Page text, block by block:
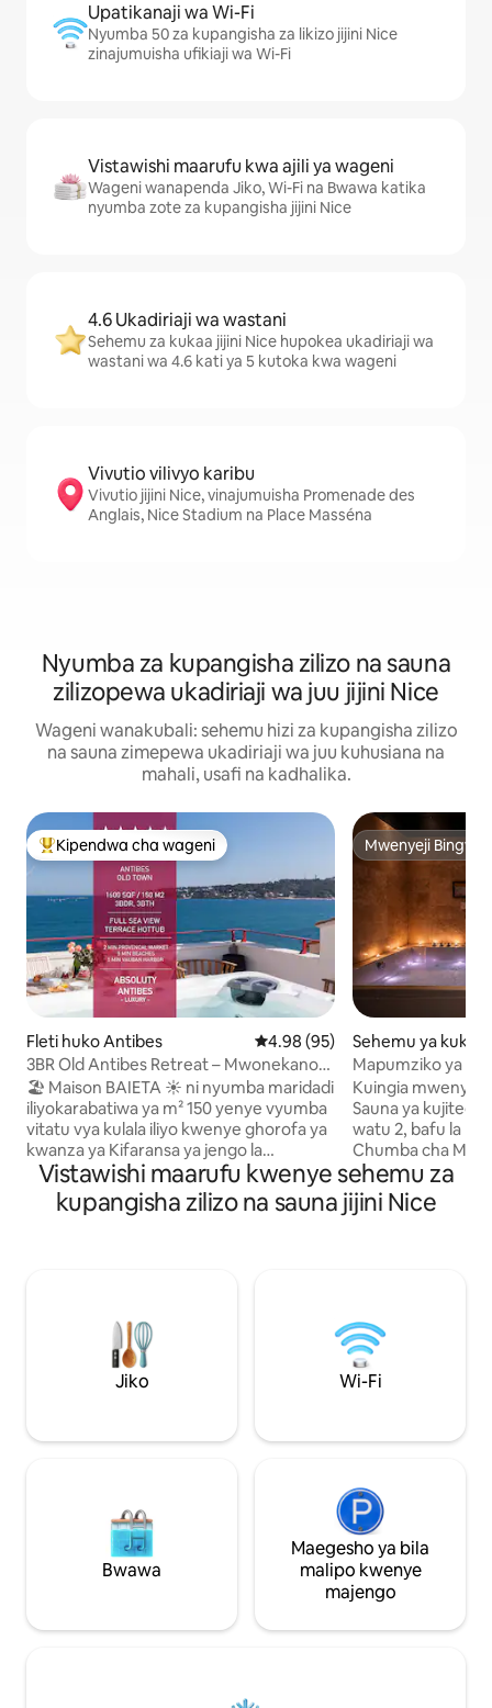
Upatikanaji wa Wi-Fi
Nyumba 50 za kupangisha za likizo jijini Nice
zinajumuisha ufikiaji wa Wi-Fi
Vistawishi maarufu kwa ajili ya wageni
Wageni wanapenda Jiko, Wi-Fi na Bwawa katika
nyumba zote za kupangisha jijini Nice
4.6 Ukadiriaji wa wastani
Sehemu za kukaa jijini Nice hupokea ukadiriaji wa
wastani wa 4.6 kati ya 5 kutoka kwa wageni
Vivutio vilivyo karibu
Vivutio jijini Nice, vinajumuisha Promenade des
Anglais, Nice Stadium na Place Masséna
Nyumba za kupangisha zilizo na sauna
zilizopewa ukadiriaji wa juu jijini Nice
Wageni wanakubali: sehemu hizi za kupangisha zilizo
na sauna zimepewa ukadiriaji wa juu kuhusiana na
mahali, usafi na kadhalika.
Kipendwa maarufu cha wageni
Kipendwa cha wageni
Fleti huko Antibes Ukadiriaji wa wastani wa 4.98
4.98 (95)
3BR Old Antibes Retreat – Mwonekano
wa Matuta na Bahari
🏖️ Maison BAIETA ☀️ ni nyumba maridadi
iliyokarabatiwa ya m² 150 yenye vyumba
vitatu vya kulala iliyo kwenye ghorofa ya
kwanza ya Kifaransa ya jengo la
kutembea la karne ya 17 katikati ya Old
Antibes. Nyumba hii ya ghorofa tatu
inatosha wageni hadi 6 na ina: ➡️ Vyumba
baraza kubwa lenye beseni la maji moto
na mandhari ya moja kwa moja ya Cap
sehemu za kukaa zisizosahaulika 🥂
Mwenyeji Bingwa
Mwenyeji Bingwa
Sehemu ya kukaa
es-sur-Mer
Mapumziko ya
Kujitegemea na
Kuingia
Sauna ya
watu 2, bafu la
Chumba cha
Likizo ya kweli
kwenye Chumba
Upendo huko
• Beseni kubwa la
mvua la XXL •
mwangaza wa
Vitambaa vya
Vistawishi maarufu kwenye sehemu za
kupangisha zilizo na sauna jijini Nice
Jiko Wi-Fi
Bwawa
Maegesho ya bila
malipo kwenye
majengo